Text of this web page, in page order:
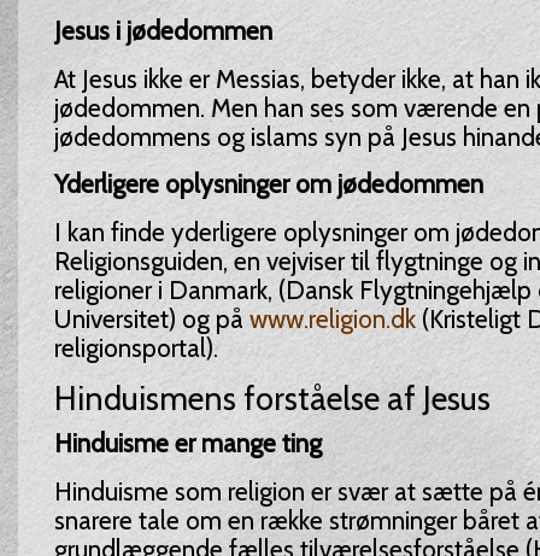
Jesus i jødedommen
At Jesus ikke er Messias, betyder ikke, at han
jødedommen. Men han ses som værende en
jødedommens og islams syn på Jesus
Yderligere oplysninger om jødedommen
I kan finde yderligere oplysninger om
Religionsguiden, en vejviser til flygtninge og
religioner i Danmark, (Dansk Flygtningehjælp
Universitet) og på www.religion.dk(Kristeligt
religionsportal).
Hinduismens forståelse af Jesus
Hinduisme er mange ting
Hinduisme som religion er svær at sætte på
snarere tale om en række strømninger båret
grundlæggende fælles tilværelsesforståelse